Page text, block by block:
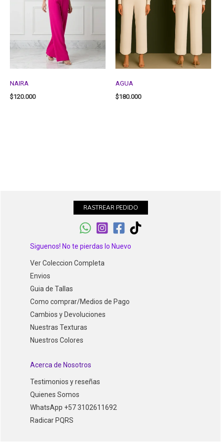
NAIRA
$120.000
AGUA
$180.000
RASTREAR PEDIDO
Siguenos! No te pierdas lo Nuevo
Ver Coleccion Completa
Envios
Guia de Tallas
Como comprar/Medios de Pago
Cambios y Devoluciones
Nuestras Texturas
Nuestros Colores
Acerca de Nosotros
Testimonios y reseñas
Quienes Somos
WhatsApp +57 3102611692
Radicar PQRS